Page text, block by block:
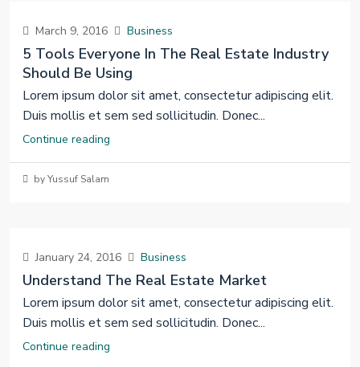
March 9, 2016 Business
5 Tools Everyone In The Real Estate Industry
Should Be Using
Lorem ipsum dolor sit amet, consectetur adipiscing elit.
Duis mollis et sem sed sollicitudin. Donec...
Continue reading
by Yussuf Salam
January 24, 2016 Business
Understand The Real Estate Market
Lorem ipsum dolor sit amet, consectetur adipiscing elit.
Duis mollis et sem sed sollicitudin. Donec...
Continue reading